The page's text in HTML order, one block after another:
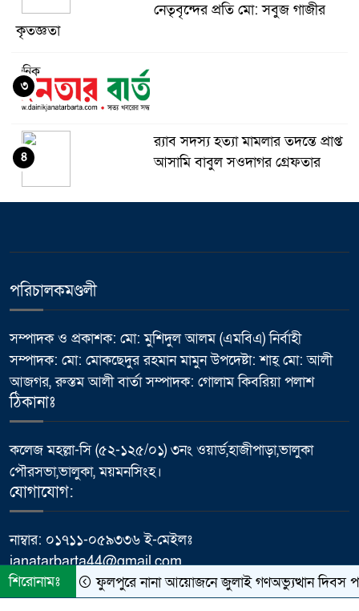
নেতৃবৃন্দের প্রতি মো: সবুজ গাজীর
কৃতজ্ঞতা
৩
র‌্যাব সদস্য হত্যা মামলার তদন্তে প্রাপ্ত
আসামি বাবুল সওদাগর গ্রেফতার
৪
সম্মেলন
বাচ্চুর বরাদ্দে এইচবিবি রাস্তার কাজের
উদ্বোধন
৬
মাথায় হেলমেট, তবু কতটা নিরাপদ
৭
প্রধানমন্ত্রীর কার্যালয়ের ক্যাবল চুরি
ইস্যুতে প্রকাশিত সংবাদের প্রতিবাদ,
ফজলে রাব্বী
৮
পাবনায় বিদ্যুৎস্পৃষ্ট হয়ে যুব‌কের
মর্মান্তিক মৃত্যু
৯
পরিচালকমণ্ডলী
সম্পাদক ও প্রকাশক: মো: মুশিদুল আলম (এমবিএ) নির্বাহী
সম্পাদক: মো: মোকছেদুর রহমান মামুন উপদেষ্টা: শাহ্ মো: আলী
আজগর, রুস্তম আলী বার্তা সম্পাদক: গোলাম কিবরিয়া পলাশ
ঠিকানাঃ
কলেজ মহল্লা-সি (৫২-১২৫/০১) ৩নং ওয়ার্ড,হাজীপাড়া,ভালুকা
পৌরসভা,ভালুকা, ময়মনসিংহ।
যোগাযোগ:
নাম্বার: ০১৭১১-০৫৯৩৩৬ ই-মেইলঃ
janatarbarta44@gmail.com
শিরোনামঃ
ফুলপুরে নানা আয়োজনে জুলাই গণঅভ্যুত্থান দিবস